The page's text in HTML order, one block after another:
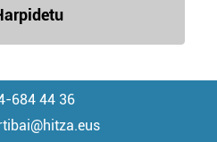
684 44 36